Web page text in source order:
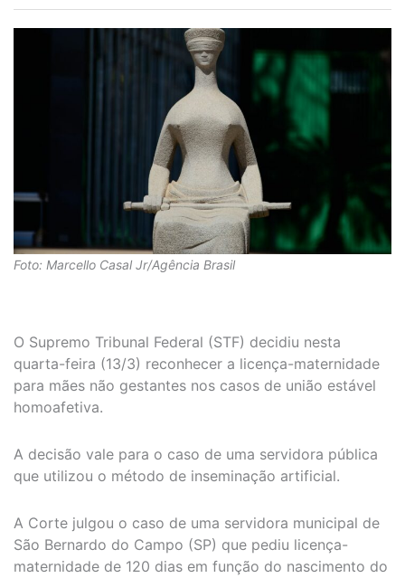
Foto: Marcello Casal Jr/Agência Brasil
O Supremo Tribunal Federal (STF) decidiu nesta
quarta-feira (13/3) reconhecer a licença-maternidade
para mães não gestantes nos casos de união estável
homoafetiva.
A decisão vale para o caso de uma servidora pública
que utilizou o método de inseminação artificial.
A Corte julgou o caso de uma servidora municipal de
São Bernardo do Campo (SP) que pediu licença-
maternidade de 120 dias em função do nascimento do